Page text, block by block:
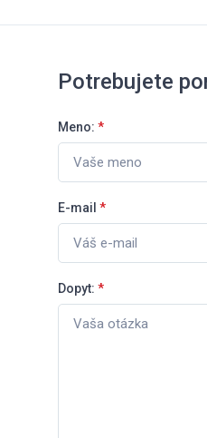
Potrebujete
Meno: *
E-mail *
Dopyt: *